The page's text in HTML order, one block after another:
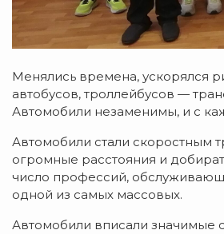
Менялись времена, ускорялся
автобусов, троллейбусов —
Автомобили незаменимы, и с
Автомобили стали скоростным
огромные расстояния и
число профессий,
одной из самых массовых.
Автомобили вписали значимые